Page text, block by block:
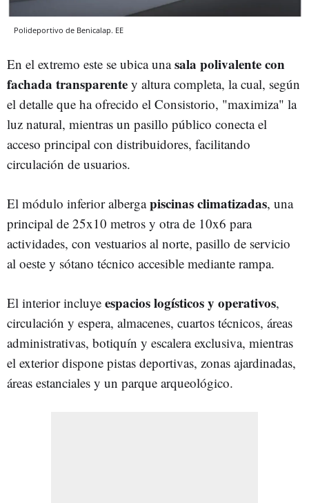
Polideportivo de Benicalap. EE
En el extremo este se ubica unasala polivalente con
fachada transparente y altura completa, la cual, según
el detalle que ha ofrecido el Consistorio, "maximiza" la
luz natural, mientras un pasillo público conecta el
acceso principal con distribuidores, facilitando
circulación de usuarios.
El módulo inferior albergapiscinas climatizadas, una
principal de 25x10 metros y otra de 10x6 para
actividades, con vestuarios al norte, pasillo de servicio
al oeste y sótano técnico accesible mediante rampa.
El interior incluye espacios logísticos y operativos,
circulación y espera, almacenes, cuartos técnicos, áreas
administrativas, botiquín y escalera exclusiva, mientras
el exterior dispone pistas deportivas, zonas ajardinadas,
áreas estanciales y un parque arqueológico.